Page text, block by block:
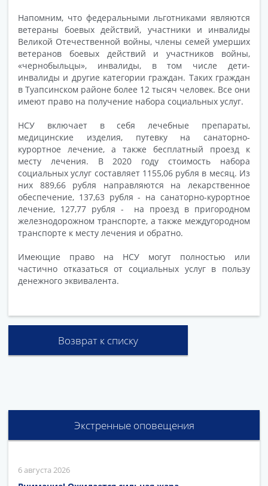
Напомним, что федеральными льготниками являются
ветераны боевых действий, участники и инвалиды
Великой Отечественной войны, члены семей умерших
ветеранов боевых действий и участников войны,
«чернобыльцы», инвалиды, в том числе дети-
инвалиды и другие категории граждан. Таких граждан
в Туапсинском районе более 12 тысяч человек. Все они
имеют право на получение набора социальных услуг.
НСУ включает в себя лечебные препараты,
медицинские изделия, путевку на санаторно-
курортное лечение, а также бесплатный проезд к
месту лечения. В 2020 году стоимость набора
социальных услуг составляет 1155,06 рубля в месяц. Из
них 889,66 рубля направляются на лекарственное
обеспечение, 137,63 рубля - на санаторно-курортное
лечение, 127,77 рубля - на проезд в пригородном
железнодорожном транспорте, а также междугородном
транспорте к месту лечения и обратно.
Имеющие право на НСУ могут полностью или
частично отказаться от социальных услуг в пользу
денежного эквивалента.
Возврат к списку
Экстренные оповещения
6 августа 2026